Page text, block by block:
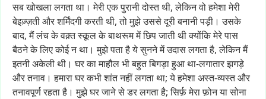
सबखोखलालगताथा। मेरीएकपुरानीदोस्तथी, लेकिनवोहमेशामेरी
बेइज़्ज़तीऔरशर्मिंदगीकरतीथी, तोमुझेउससेदूरीबनानीपड़ी। उसके
बाद, मैंलंचकेवक़्तस्कूलकेबाथरूममेंछिपजातीथीक्योंकिमेरेपास
बैठनेकेलिएकोईनथा। मुझेपताहैयेसुननेमेंउदासलगताहै, लेकिनमैं
इतनीअकेलीथी। घरकामाहौलभीबहुतबिगड़ाहुआथा-लगातारझगड़े
औरतनाव। हमाराघरकभीशांतनहींलगताथा; येहमेशाअस्त-व्यस्तऔर
तनावपूर्णरहताहै। मुझेघरजानेसेडरलगताहै; सिर्फ़मेराफ़ोनयासोना